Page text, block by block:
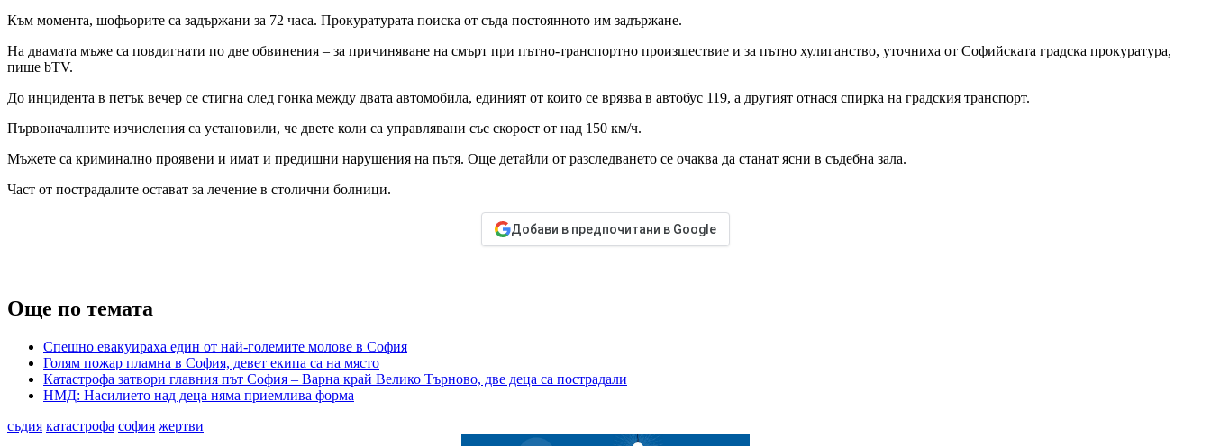
Към момента, шофьорите са задържани за 72 часа. Прокуратурата поиска от съда постоянното им задържане.
На двамата мъже са повдигнати по две обвинения – за причиняване на смърт при пътно-транспортно произшествие и за пътно хулиганство, уточниха от Софийската градска прокуратура,
пише bTV.
До инцидента в петък вечер се стигна след гонка между двата автомобила, единият от които се врязва в автобус 119, а другият отнася спирка на градския транспорт.
Първоначалните изчисления са установили, че двете коли са управлявани със скорост от над 150 км/ч.
Мъжете са криминално проявени и имат и предишни нарушения на пътя. Още детайли от разследването се очаква да станат ясни в съдебна зала.
Част от пострадалите остават за лечение в столични болници.
Добави в предпочитани в Google
Още по темата
Спешно евакуираха един от най-големите молове в София
Голям пожар пламна в София, девет екипа са на място
Катастрофа затвори главния път София – Варна край Велико Търново, две деца са пострадали
НМД: Насилието над деца няма приемлива форма
съдия катастрофа софия жертви